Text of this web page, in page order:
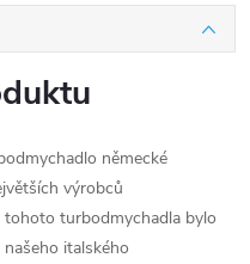
německé
výrobců
turbodmychadla bylo
italského